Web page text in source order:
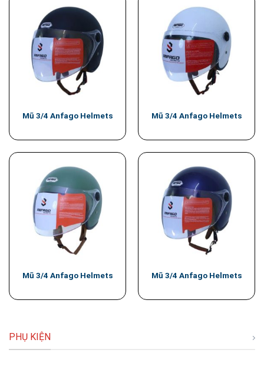
Mũ 3/4 Anfago Helmets Mũ 3/4 Anfago Helmets
Mũ 3/4 Anfago Helmets Mũ 3/4 Anfago Helmets
PHỤ KIỆN